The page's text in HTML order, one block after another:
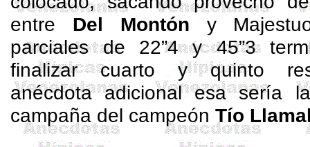
entre Del Montón y
parciales de 22”4 y 45”3
finalizar cuarto y quinto
anécdota adicional esa sería
campaña del campeónTío